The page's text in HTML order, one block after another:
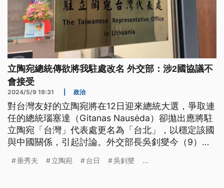
立陶宛總統傳欲將我駐處改名 外交部：涉2國協議不
會接受
2024/5/9 19:31 政治
對台灣友好的立陶宛將在12日迎來總統大選，爭取連
任的總統瑙塞達（Gitanas Nausėda）卻拋出應將駐
立陶宛「台灣」代表處更名為「台北」，以穩定該國
與中國關係，引起討論。外交部長吳釗燮今（9）日
更動，也相信不會被改變，並強調台灣與立陶宛之間
垂秀夫 立陶宛 台日 吳釗燮 ...